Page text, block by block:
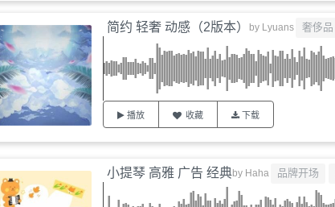
简约 轻奢 动感（2版本） by Lyuans 奢侈品
播放 收藏 下载
小提琴 高雅 广告 经典by Haha 品牌开场